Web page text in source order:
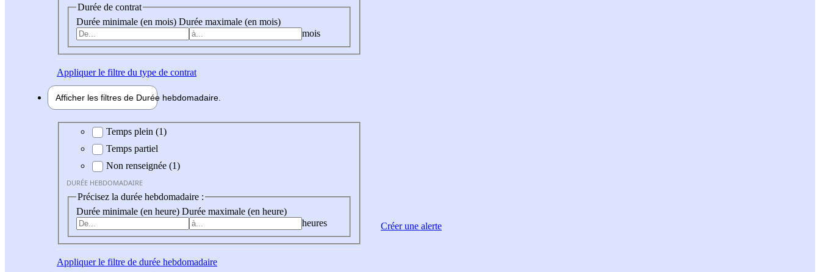
Durée de contrat
Durée minimale (en mois) Durée maximale (en mois)
mois
Appliquerle filtre du type de contrat
Afficher les filtres de Durée hebdomadaire
Durée hebdomadaire
Temps plein (1)
Temps partiel
Non renseignée (1)
DURÉE HEBDOMADAIRE
Précisez la durée hebdomadaire :
Durée minimale (en heure) Durée maximale (en heure)
heures
Appliquerle filtre de durée hebdomadaire
Créer une alerte